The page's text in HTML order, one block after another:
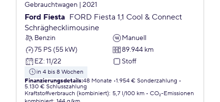
Gebrauchtwagen | 2021
Ford Fiesta FORD Fiesta 1,1 Cool & Connect
Schräghecklimousine
Benzin
Manuell
75 PS (55 kW)
89.944 km
EZ: 11/22 Stoff
in 4 bis 8 Wochen
Finanzierungsdetails:48 Monate 1.954 € Sonderzahlung
5.130 € Schlusszahlung
Kraftstoffverbrauch (kombiniert): 5,7 l/100 km
CO₂-Emissionen